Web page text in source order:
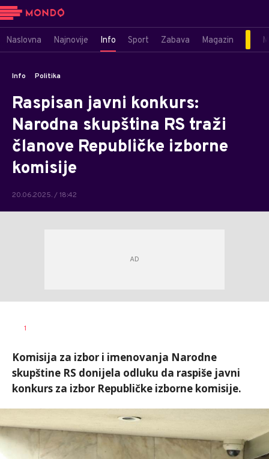
Naslovna Najnovije Info Sport Zabava Magazin
Info Politika
Raspisan javni konkurs:
Narodna skupština RS traži
članove Republičke izborne
komisije
20.06.2025. / 18:42
AUTOR
1
Komisija za izbor i imenovanja Narodne
skupštine RS donijela odluku da raspiše javni
konkurs za izbor Republičke izborne komisije.